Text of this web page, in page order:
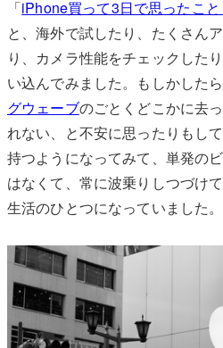
「iPhone買って3日で思ったこ
と、海外で試したり、たくさん
り、カメラ性能をチェックした
い込んでみました。もしかした
グウェーブのごとくどこかに去
れない、と不安に思ったりもし
持つようになってみて、単発の
はなくて、常に波乗りしつづけ
生活のひとつになっていました。